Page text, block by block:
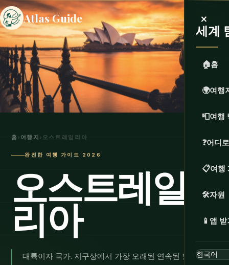
Atlas Guide ×
세계
🏠홈
🌍여행
📮여행
❓어디
📋여행
🛠️자원
📱 앱 받
홈 › 여행지 › 오스트레일리아
완전한 여행 가이드 2026
오스트레일
리아
대륙이자 국가. 지구상에서 가장 오래된 연속된 인간 문화.